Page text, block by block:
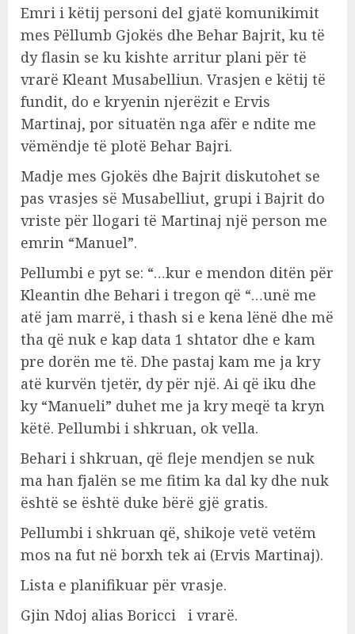
Emri i këtij personi del gjatë komunikimit
mes Pëllumb Gjokës dhe Behar Bajrit, ku të
dy flasin se ku kishte arritur plani për të
vrarë Kleant Musabelliun. Vrasjen e këtij të
fundit, do e kryenin njerëzit e Ervis
Martinaj, por situatën nga afër e ndite me
vëmëndje të plotë Behar Bajri.
Madje mes Gjokës dhe Bajrit diskutohet se
pas vrasjes së Musabelliut, grupi i Bajrit do
vriste për llogari të Martinaj një person me
emrin “Manuel”.
Pellumbi e pyt se: “…kur e mendon ditën për
Kleantin dhe Behari i tregon që “…unë me
atë jam marrë, i thash si e kena lënë dhe më
tha që nuk e kap data 1 shtator dhe e kam
pre dorën me të. Dhe pastaj kam me ja kry
atë kurvën tjetër, dy për një. Ai që iku dhe
ky “Manueli” duhet me ja kry meqë ta kryn
këtë. Pellumbi i shkruan, ok vella.
Behari i shkruan, që fleje mendjen se nuk
ma han fjalën se me fitim ka dal ky dhe nuk
është se është duke bërë gjë gratis.
Pellumbi i shkruan që, shikoje vetë vetëm
mos na fut në borxh tek ai (Ervis Martinaj).
Lista e planifikuar për vrasje.
Gjin Ndoj alias Boricci i vrarë.